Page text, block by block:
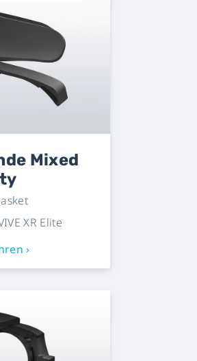
Mixed
XR Elite
›